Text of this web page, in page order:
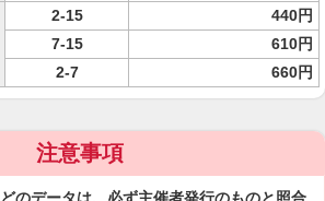
2-15
440円
7-15
610円
2-7
660円
注意事項